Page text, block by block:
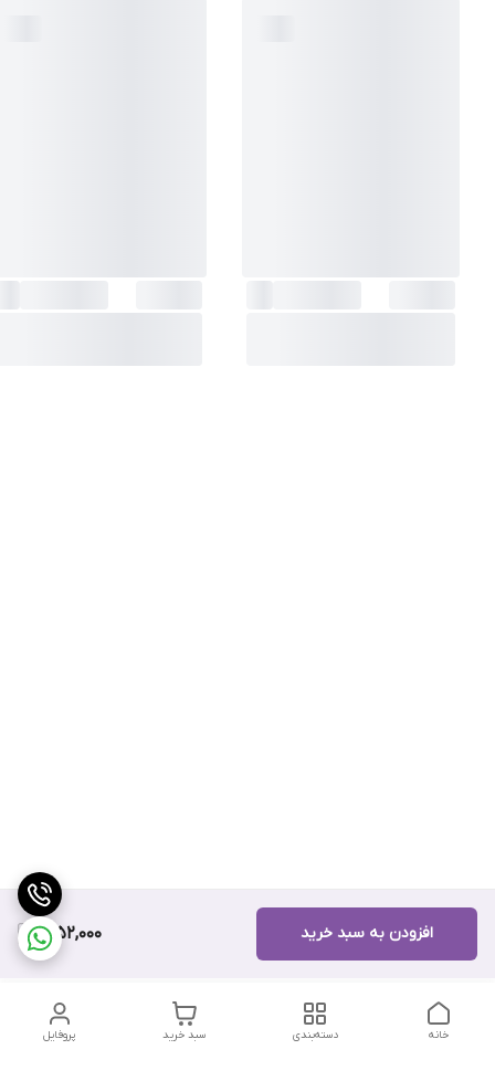
9,152,000 افزودن به سبد خرید
پروفایل سبد خرید دسته‌بندی خانه